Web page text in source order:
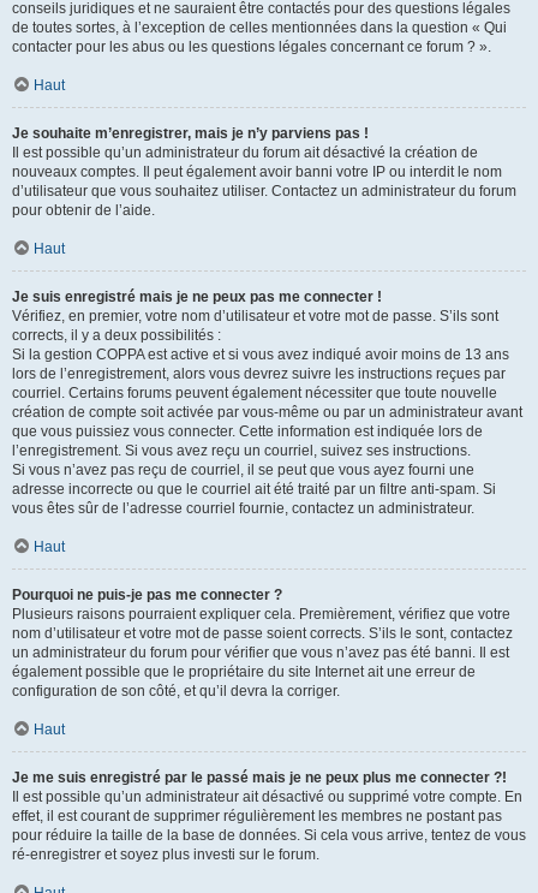
conseils juridiques et ne sauraient être contactés pour des questions légales
de toutes sortes, à l’exception de celles mentionnées dans la question « Qui
contacter pour les abus ou les questions légales concernant ce forum ? ».
Haut
Je souhaite m’enregistrer, mais je n’y parviens pas !
Il est possible qu’un administrateur du forum ait désactivé la création de
nouveaux comptes. Il peut également avoir banni votre IP ou interdit le nom
d’utilisateur que vous souhaitez utiliser. Contactez un administrateur du forum
pour obtenir de l’aide.
Haut
Je suis enregistré mais je ne peux pas me connecter !
Vérifiez, en premier, votre nom d’utilisateur et votre mot de passe. S’ils sont
corrects, il y a deux possibilités :
Si la gestion COPPA est active et si vous avez indiqué avoir moins de 13 ans
lors de l’enregistrement, alors vous devrez suivre les instructions reçues par
courriel. Certains forums peuvent également nécessiter que toute nouvelle
création de compte soit activée par vous-même ou par un administrateur avant
que vous puissiez vous connecter. Cette information est indiquée lors de
l’enregistrement. Si vous avez reçu un courriel, suivez ses instructions.
Si vous n’avez pas reçu de courriel, il se peut que vous ayez fourni une
adresse incorrecte ou que le courriel ait été traité par un filtre anti-spam. Si
vous êtes sûr de l’adresse courriel fournie, contactez un administrateur.
Haut
Pourquoi ne puis-je pas me connecter ?
Plusieurs raisons pourraient expliquer cela. Premièrement, vérifiez que votre
nom d’utilisateur et votre mot de passe soient corrects. S’ils le sont, contactez
un administrateur du forum pour vérifier que vous n’avez pas été banni. Il est
également possible que le propriétaire du site Internet ait une erreur de
configuration de son côté, et qu’il devra la corriger.
Haut
Je me suis enregistré par le passé mais je ne peux plus me connecter ?!
Il est possible qu’un administrateur ait désactivé ou supprimé votre compte. En
effet, il est courant de supprimer régulièrement les membres ne postant pas
pour réduire la taille de la base de données. Si cela vous arrive, tentez de vous
ré-enregistrer et soyez plus investi sur le forum.